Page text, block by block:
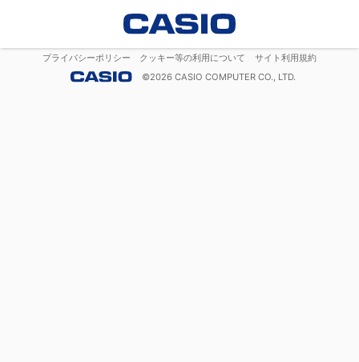
プライバシーポリシー クッキー等の利用について
サイト利用規約
©2026 CASIO COMPUTER CO., LTD.